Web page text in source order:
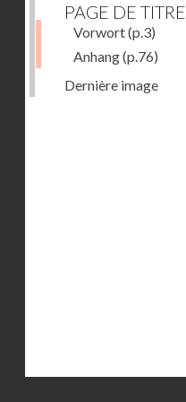
PAGE DE TITRE
Vorwort(p.3)
Anhang(p.76)
Dernière image